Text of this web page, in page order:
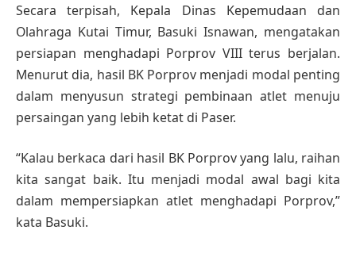
Secara terpisah, Kepala Dinas Kepemudaan dan
Olahraga Kutai Timur, Basuki Isnawan, mengatakan
persiapan menghadapi Porprov VIII terus berjalan.
Menurut dia, hasil BK Porprov menjadi modal penting
dalam menyusun strategi pembinaan atlet menuju
persaingan yang lebih ketat di Paser.
“Kalau berkaca dari hasil BK Porprov yang lalu, raihan
kita sangat baik. Itu menjadi modal awal bagi kita
dalam mempersiapkan atlet menghadapi Porprov,”
kata Basuki.